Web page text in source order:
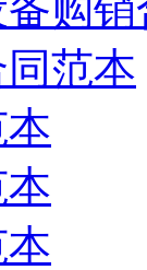
范本